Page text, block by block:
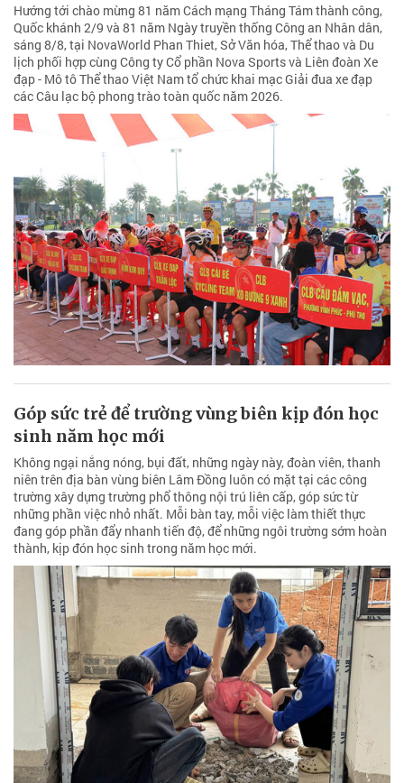
Hướng tới chào mừng 81 năm Cách mạng Tháng Tám thành công,
Quốc khánh 2/9 và 81 năm Ngày truyền thống Công an Nhân dân,
sáng 8/8, tại NovaWorld Phan Thiet, Sở Văn hóa, Thể thao và Du
lịch phối hợp cùng Công ty Cổ phần Nova Sports và Liên đoàn Xe
đạp - Mô tô Thể thao Việt Nam tổ chức khai mạc Giải đua xe đạp
các Câu lạc bộ phong trào toàn quốc năm 2026.
Góp sức trẻ để trường vùng biên kịp đón học
sinh năm học mới
Không ngại nắng nóng, bụi đất, những ngày này, đoàn viên, thanh
niên trên địa bàn vùng biên Lâm Đồng luôn có mặt tại các công
trường xây dựng trường phổ thông nội trú liên cấp, góp sức từ
những phần việc nhỏ nhất. Mỗi bàn tay, mỗi việc làm thiết thực
đang góp phần đẩy nhanh tiến độ, để những ngôi trường sớm hoàn
thành, kịp đón học sinh trong năm học mới.